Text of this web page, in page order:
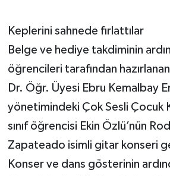
Keplerini sahnede fırlattılar
Belge ve hediye takdiminin
öğrencileri tarafından
Dr. Öğr. Üyesi Ebru Kemalbay
yönetimindeki Çok Sesli Çocuk
sınıf öğrencisi Ekin Özlü’nün
Zapateado isimli gitar konseri
Konser ve dans gösterinin